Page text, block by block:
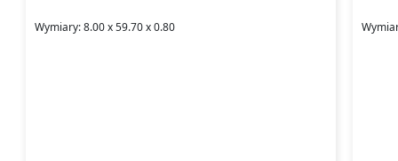
Wymiary: 8.00 x 59.70 x 0.80